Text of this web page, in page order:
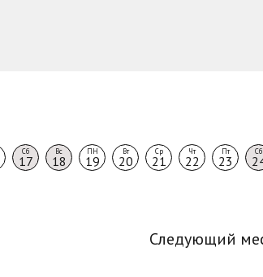
Сб
17
Вс
18
ПН
19
Вт
20
Ср
21
Чт
22
Пт
23
Сб
Следующий